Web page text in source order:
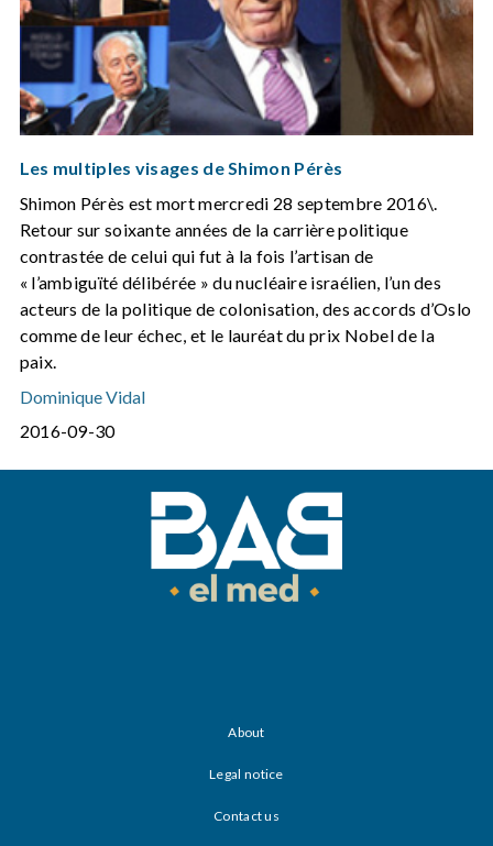
Les multiples visages de Shimon Pérès
Shimon Pérès est mort mercredi 28 septembre 2016\.
Retour sur soixante années de la carrière politique
contrastée de celui qui fut à la fois l’artisan de
« l’ambiguïté délibérée » du nucléaire israélien, l’un des
acteurs de la politique de colonisation, des accords d’Oslo
comme de leur échec, et le lauréat du prix Nobel de la
paix.
Dominique Vidal
2016-09-30
About
Legal notice
Contact us